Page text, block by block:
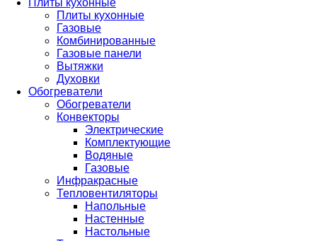
Плиты кухонные
Плиты кухонные
Газовые
Комбинированные
Газовые панели
Вытяжки
Духовки
Обогреватели
Обогреватели
Конвекторы
Электрические
Комплектующие
Водяные
Газовые
Инфракрасные
Тепловентиляторы
Напольные
Настенные
Настольные